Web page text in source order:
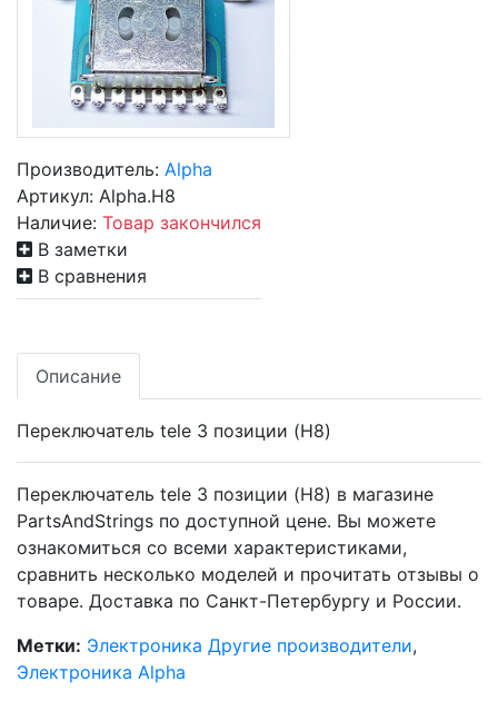
Производитель: Alpha
Артикул: Alpha.H8
Наличие: Товар закончился
В заметки
В сравнения
Описание
Переключатель tele 3 позиции (H8)
Переключатель tele 3 позиции (H8) в магазине
PartsAndStrings по доступной цене. Вы можете
ознакомиться со всеми характеристиками,
сравнить несколько моделей и прочитать отзывы о
товаре. Доставка по Санкт-Петербургу и России.
Метки: Электроника Другие производители,
Электроника Alpha